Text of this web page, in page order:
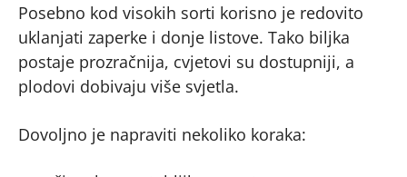
Posebno kod visokih sorti korisno je redovito
uklanjati zaperke i donje listove. Tako biljka
postaje prozračnija, cvjetovi su dostupniji, a
plodovi dobivaju više svjetla.
Dovoljno je napraviti nekoliko koraka: